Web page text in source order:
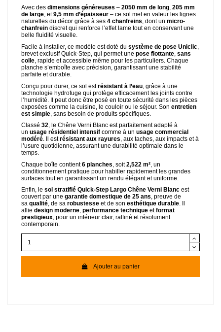
Avec des dimensions généreuses – 2050 mm de long, 205 mm
de large, et9,5 mm d’épaisseur – ce sol met en valeur les lignes
naturelles du décor grâce à ses 4 chanfreins, dont un micro-
chanfrein discret qui renforce l’effet lame tout en conservant une
belle fluidité visuelle.
Facile à installer, ce modèle est doté du système de pose Uniclic,
brevet exclusif Quick-Step, qui permet une pose flottante, sans
colle, rapide et accessible même pour les particuliers. Chaque
planche s’emboîte avec précision, garantissant une stabilité
parfaite et durable.
Conçu pour durer, ce sol estrésistant à l’eau , grâce à une
technologie hydrofuge qui protège efficacement les joints contre
l’humidité. Il peut donc être posé en toute sécurité dans les pièces
exposées comme la cuisine, le couloir ou le séjour. Son entretien
est simple , sans besoin de produits spécifiques.
Classé 32, le Chêne Verni Blanc est parfaitement adapté à
un usage résidentiel intensif comme à un usage commercial
modéré. Il estrésistant aux rayures, aux taches, aux impacts et à
l’usure quotidienne, assurant une durabilité optimale dans le
temps.
Chaque boîte contient6 planches , soit2,522 m² , un
conditionnement pratique pour habiller rapidement les grandes
surfaces tout en garantissant un rendu élégant et uniforme.
Enfin, le sol stratifié Quick-Step Largo Chêne Verni Blanc est
couvert par une garantie domestique de 25 ans, preuve de
sa qualité, de sa robustesse et de son esthétique durable. Il
allie design moderne, performance technique etformat
prestigieux, pour un intérieur clair, raffiné et résolument
contemporain.
Ajouter au panier